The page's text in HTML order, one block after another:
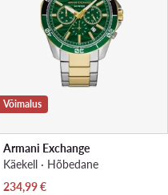
Võimalus
Armani Exchange
Käekell · Hõbedane
Praegune hind
234,99€